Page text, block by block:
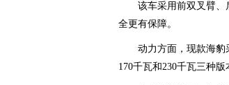
该车采用前双叉臂、
全更有保障。
动力方面，现款海豹
170千瓦和230千瓦三种